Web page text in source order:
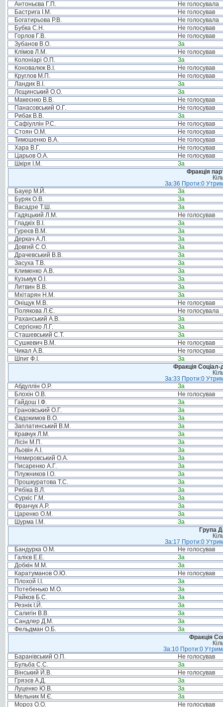
Антоньєва Г.П.
Не голосувала
Бастрига І.М.
Не голосував
Богатирьова Р.В.
Не голосувала
Бубка С.Н.
Не голосував
Горлов Г.В.
Не голосував
Зубанов В.О.
За
Клімов Л.М.
Не голосував
Колоніарі О.П.
За
Коновалюк В.І.
Не голосував
Круглов М.П.
Не голосував
Ландик В.І.
За
Лєщинський О.О.
За
Макеєнко В.В.
Не голосував
Панасовський О.Г.
Не голосував
Рибак В.В.
За
Сафіуллін Р.С.
Не голосував
Стоян О.М.
Не голосував
Тимошенко В.А.
Не голосував
Хара В.Г.
Не голосував
Царьов О.А.
Не голосував
Шкіря І.М.
За
Фракція
За:36 Проти:0
Бауер М.Й.
За
Буряк О.В.
За
Васадзе Т.Ш.
За
Гадяцький Л.М.
Не голосував
Гладкіх В.І.
За
Гуреєв В.М.
За
Деркач А.Л.
За
Довгий С.О.
За
Драчевський В.В.
За
Засуха Т.В.
За
Клименко А.В.
За
Кузьмук О.І.
За
Литвин В.В.
За
Мхітарян Н.М.
За
Оніщук М.В.
Не голосував
Полякова Л.Є.
Не голосувала
Раханський А.В.
За
Сергієнко Л.Г.
За
Сташевський С.Т.
За
Сушкевич В.М.
Не голосував
Чикал А.В.
Не голосував
Шпиг Ф.І.
За
Фракція Соціал-
За:33 Проти:0
Абдуллін О.Р.
За
Блохін О.В.
Не голосував
Гайдош І.Ф.
За
Грановський О.Г.
За
Євдокимов В.О.
За
Заплатинський В.М.
За
Кравчук Л.М.
За
Лісін М.П.
За
Льовін А.І.
За
Немировський О.А.
За
Писаренко А.Г.
За
Плужников І.О.
За
Прошкуратова Т.С.
За
Рябіка В.Л.
За
Суркіс Г.М.
За
Франчук А.Р.
За
Царенко О.М.
За
Шурма І.М.
За
Група
За:17 Проти:0
Бандурка О.М.
Не голосував
Галієв Е.Е.
За
Добкін М.М.
За
Каратуманов О.Ю.
Не голосував
Плохой І.І.
За
Потебенько М.О.
За
Райков Б.С.
За
Резнік І.Й.
За
Салигін В.В.
За
Сандлер Д.М.
За
Фельдман О.Б.
За
Фракція
За:10 Проти:0
Баранівський О.П.
Не голосував
Бульба С.С.
За
Вінський Й.В.
Не голосував
Грязєв А.Д.
За
Луценко Ю.В.
За
Мельник М.Є.
За
Мороз О.О.
Не голосував